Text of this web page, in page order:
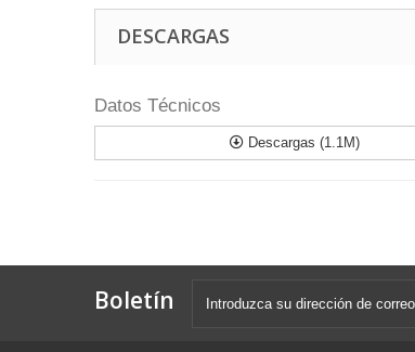
DESCARGAS
Datos Técnicos
Descargas (1.1M)
Boletín